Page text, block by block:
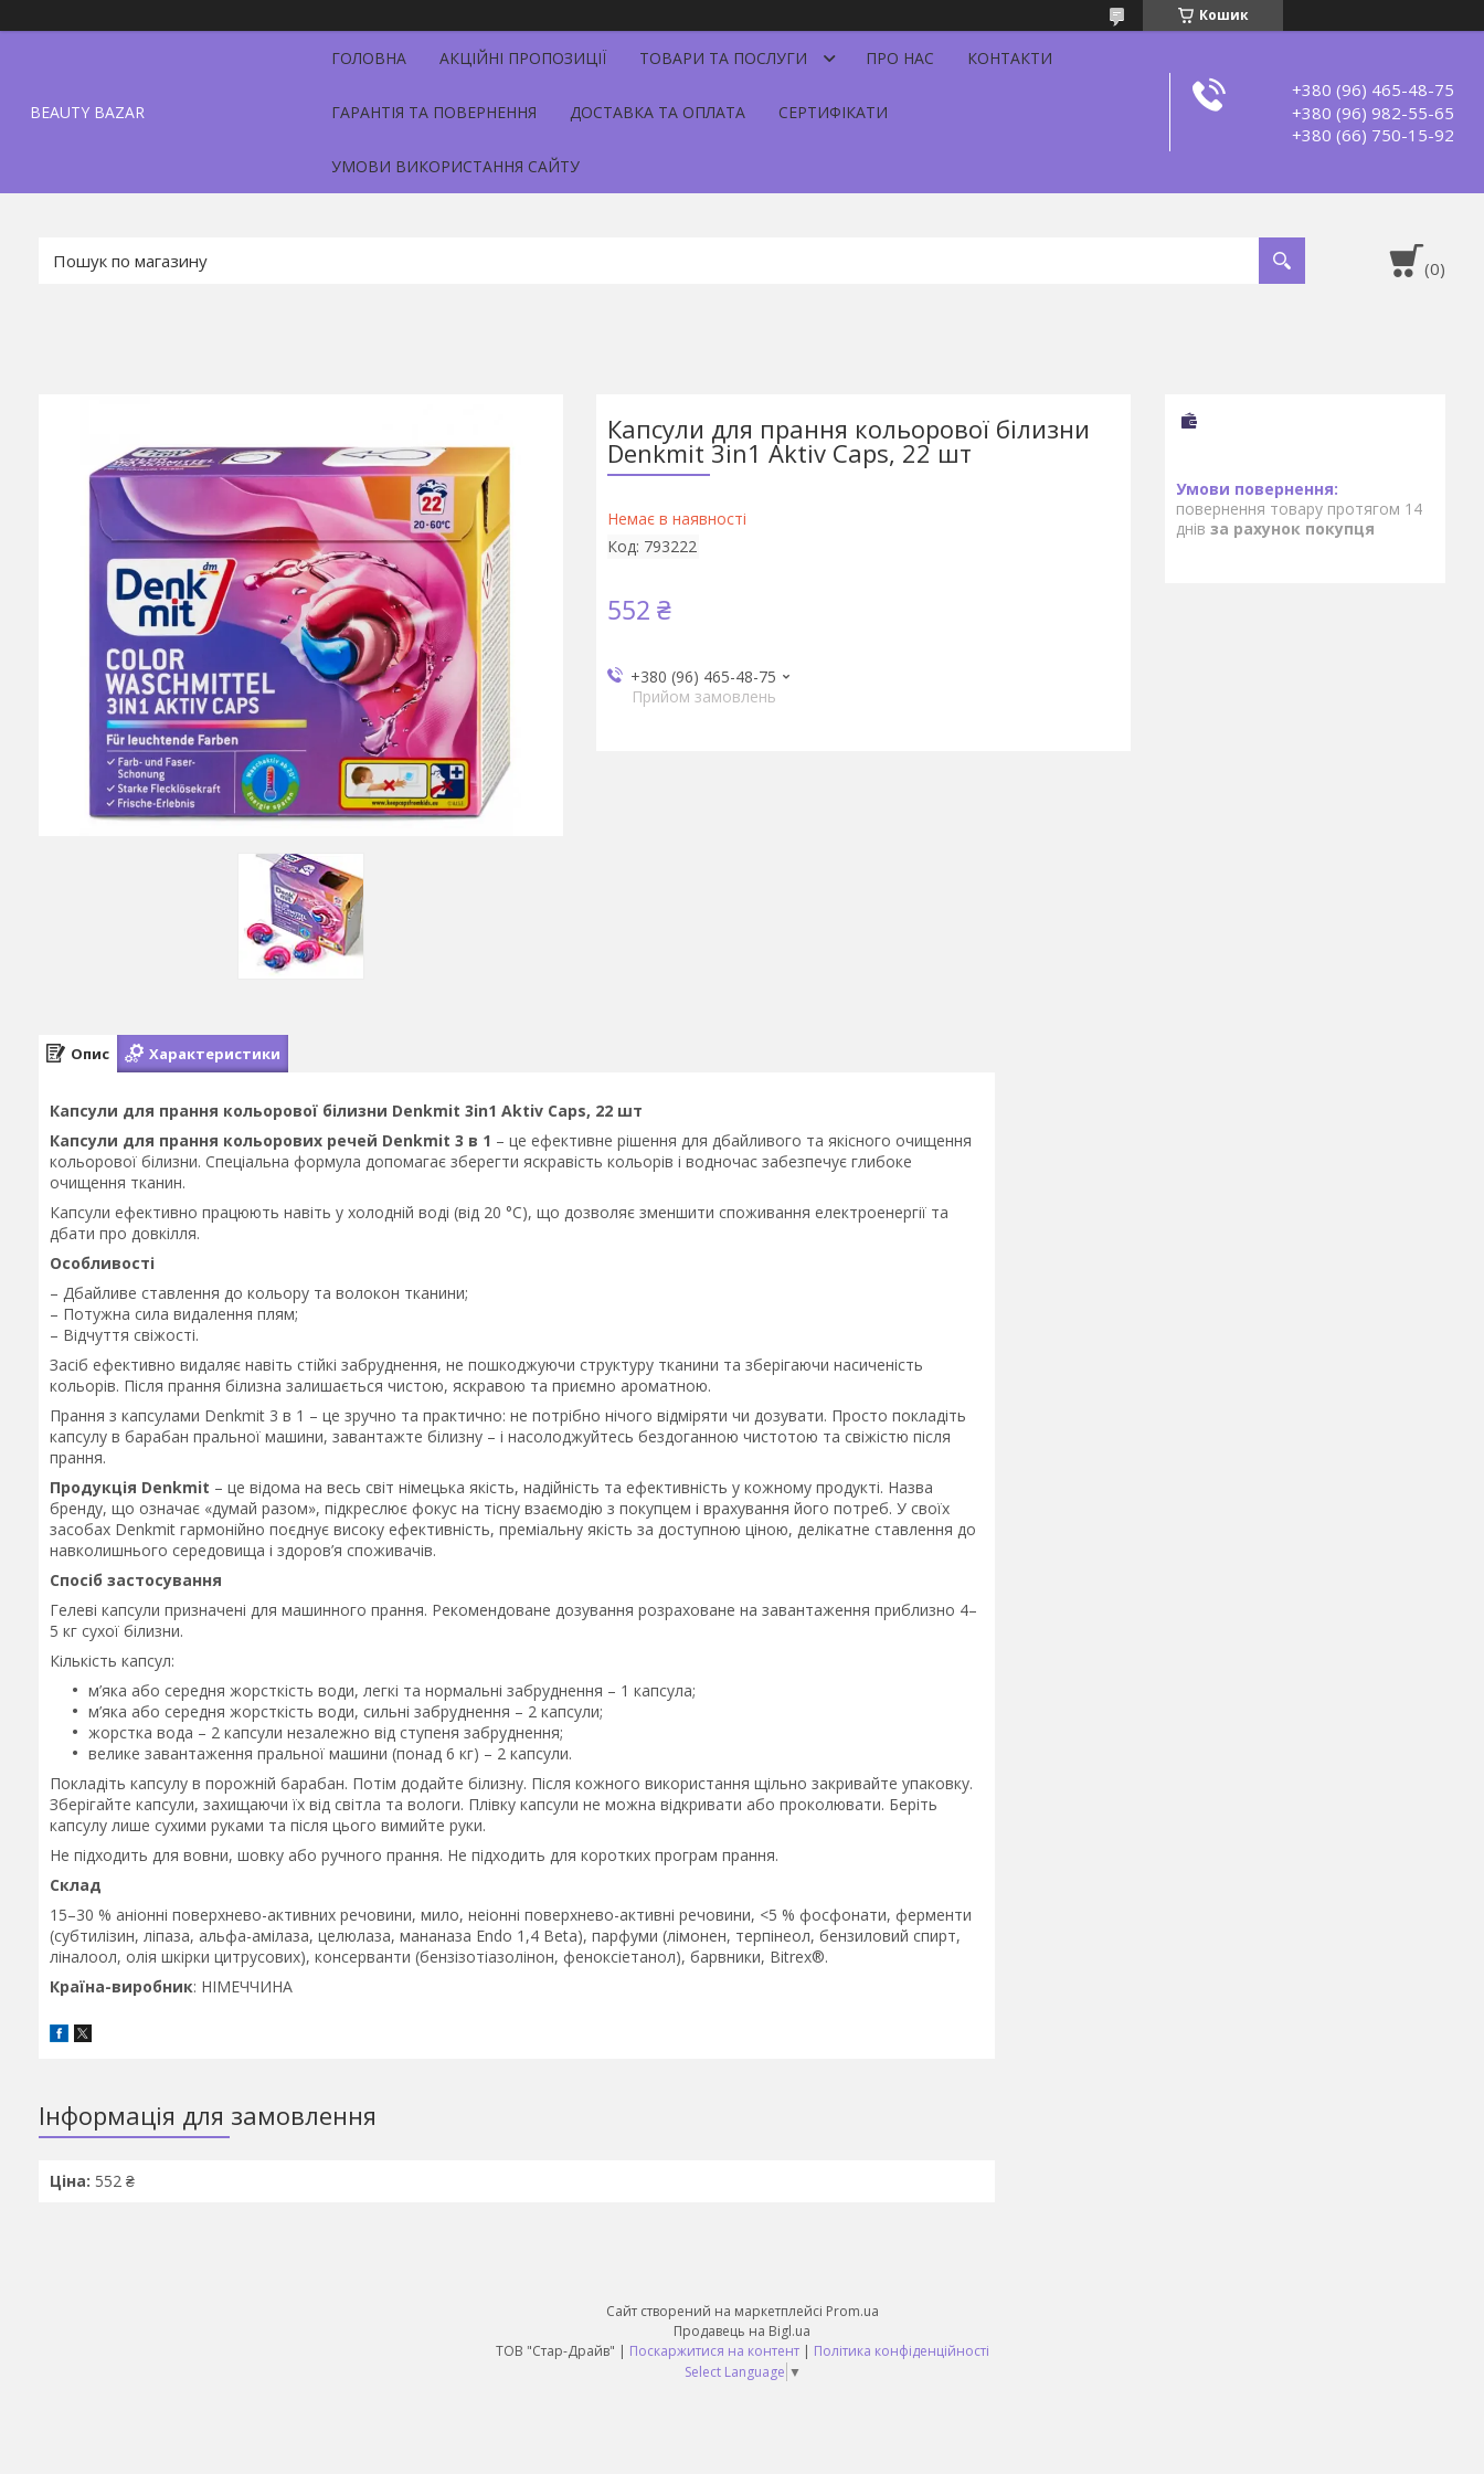
Кошик
BEAUTY BAZAR
ГОЛОВНА АКЦІЙНІ ПРОПОЗИЦІЇ ТОВАРИ ТА ПОСЛУГИ ПРО НАС КОНТАКТИ
ГАРАНТІЯ ТА ПОВЕРНЕННЯ ДОСТАВКА ТА ОПЛАТА СЕРТИФІКАТИ
УМОВИ ВИКОРИСТАННЯ САЙТУ
+380 (96) 465-48-75
+380 (96) 982-55-65
+380 (66) 750-15-92
Капсули для прання кольорової білизни
Denkmit 3in1 Aktiv Caps, 22 шт
Немає в наявності
Код: 793222
552 ₴
+380 (96) 465-48-75
Прийом замовлень
повернення товару протягом 14
днів за рахунок покупця
Опис Характеристики
Капсули для прання кольорової білизни Denkmit 3in1 Aktiv Caps, 22 шт
Капсули для прання кольорових речей Denkmit 3 в 1 – це ефективне рішення для дбайливого та якісного очищення
кольорової білизни. Спеціальна формула допомагає зберегти яскравість кольорів і водночас забезпечує глибоке
очищення тканин.
Капсули ефективно працюють навіть у холодній воді (від 20 °C), що дозволяє зменшити споживання електроенергії та
дбати про довкілля.
Особливості
– Дбайливе ставлення до кольору та волокон тканини;
– Потужна сила видалення плям;
– Відчуття свіжості.
Засіб ефективно видаляє навіть стійкі забруднення, не пошкоджуючи структуру тканини та зберігаючи насиченість
кольорів. Після прання білизна залишається чистою, яскравою та приємно ароматною.
Прання з капсулами Denkmit 3 в 1 – це зручно та практично: не потрібно нічого відміряти чи дозувати. Просто покладіть
капсулу в барабан пральної машини, завантажте білизну – і насолоджуйтесь бездоганною чистотою та свіжістю після
прання.
Продукція Denkmit – це відома на весь світ німецька якість, надійність та ефективність у кожному продукті. Назва
бренду, що означає «думай разом», підкреслює фокус на тісну взаємодію з покупцем і врахування його потреб. У своїх
засобах Denkmit гармонійно поєднує високу ефективність, преміальну якість за доступною ціною, делікатне ставлення до
навколишнього середовища і здоров’я споживачів.
Спосіб застосування
Гелеві капсули призначені для машинного прання. Рекомендоване дозування розраховане на завантаження приблизно 4–
5 кг сухої білизни.
Кількість капсул:
м’яка або середня жорсткість води, легкі та нормальні забруднення – 1 капсула;
м’яка або середня жорсткість води, сильні забруднення – 2 капсули;
жорстка вода – 2 капсули незалежно від ступеня забруднення;
велике завантаження пральної машини (понад 6 кг) – 2 капсули.
Покладіть капсулу в порожній барабан. Потім додайте білизну. Після кожного використання щільно закривайте упаковку.
Зберігайте капсули, захищаючи їх від світла та вологи. Плівку капсули не можна відкривати або проколювати. Беріть
капсулу лише сухими руками та після цього вимийте руки.
Не підходить для вовни, шовку або ручного прання. Не підходить для коротких програм прання.
Склад
15–30 % аніонні поверхнево-активних речовини, мило, неіонні поверхнево-активні речовини, <5 % фосфонати, ферменти
(субтилізин, ліпаза, альфа-амілаза, целюлаза, мананаза Endo 1,4 Beta), парфуми (лімонен, терпінеол, бензиловий спирт,
ліналоол, олія шкірки цитрусових), консерванти (бензізотіазолінон, феноксіетанол), барвники, Bitrex®.
Країна-виробник: НІМЕЧЧИНА
Інформація для замовлення
Ціна: 552 ₴
Сайт створений на маркетплейсі Prom.ua
Продавець на Bigl.ua
ТОВ "Стар-Драйв" | Поскаржитися на контент | Політика конфіденційності
Select Language ▼